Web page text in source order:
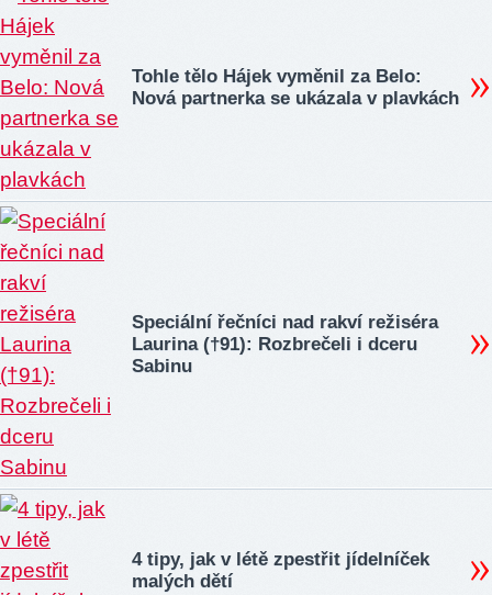
Tohle tělo Hájek vyměnil za Belo:
Nová partnerka se ukázala v plavkách
Speciální řečníci nad rakví režiséra
Laurina (†91): Rozbrečeli i dceru
Sabinu
4 tipy, jak v létě zpestřit jídelníček
malých dětí